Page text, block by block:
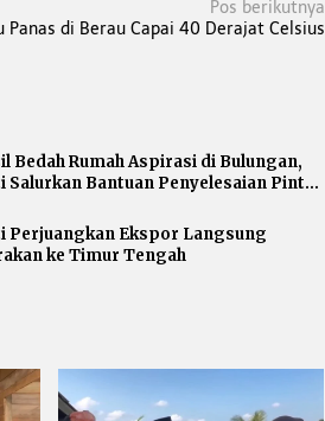
Pos berikutnya
Panas di Berau Capai 40 Derajat Celsius
Bedah Rumah Aspirasi di Bulungan,
Salurkan Bantuan Penyelesaian Pintu
Perjuangkan Ekspor Langsung
ke Timur Tengah